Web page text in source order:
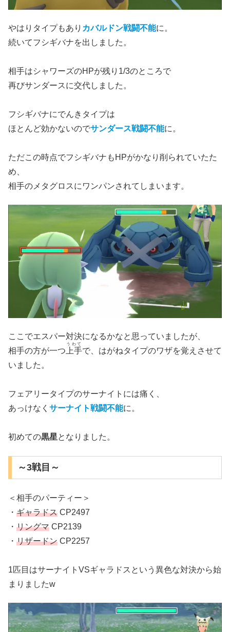
やはりタイプもあり カバルドン戦闘不能に。
続いてフシギバナを出しました。
相手はシャワーズのHPが残り1/3のところで
再びサンダースに交代しました。
フシギバナにでんきタイプは
ほとんど効かないのでサンダース戦闘不能に。
ただこの時点でフシギバナもHPがかなり削られていたた
め、
相手のメタグロスにワンパンされてしまいます。
ここでエスパー対決になるかなと思っていましたが、
相手の方が一つ 上手
うわて
で、はがねタイプのワザを覚えさせて
いました。
フェアリータイプのサーナイトには痛く、
あっけなく サーナイト戦闘不能に。
初めての黒星となりました。
～3戦目～
＜相手のパーティー＞
・ ギャラドス CP2497
・ リングマ CP2139
・ リザードン CP2257
1匹目はサーナイトVSギャラドスという異色な対決から始
まりましたw